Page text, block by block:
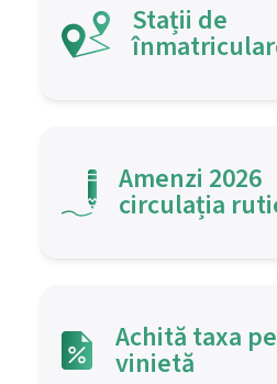
Stații de
Amenzi 2026
circulația
Achită taxa
vinietă